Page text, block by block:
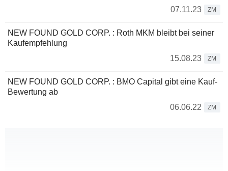
07.11.23
ZM
NEW FOUND GOLD CORP. : Roth MKM bleibt bei seiner
Kaufempfehlung
15.08.23
ZM
NEW FOUND GOLD CORP. : BMO Capital gibt eine Kauf-
Bewertung ab
06.06.22
ZM